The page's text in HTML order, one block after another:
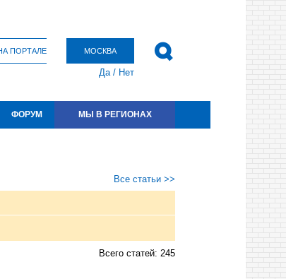
ПОРТАЛЕ МОСКВА
Да/ Нет
ФОРУМ МЫ В РЕГИОНАХ
Все статьи >>
Всего статей: 245